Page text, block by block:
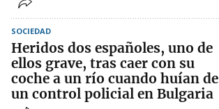
SOCIEDAD
Heridos dos españoles, uno de
ellos grave, tras caer con su
coche a un río cuando huían de
un control policial en Bulgaria